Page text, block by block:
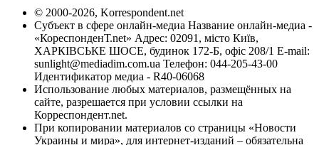
© 2000-2026, Korrespondent.net
Субъект в сфере онлайн-медиа Название онлайн-медиа -
«КореспонденТ.net» Адрес: 02091, місто Київ,
ХАРКІВСЬКЕ ШОСЕ, будинок 172-Б, офіс 208/1 E-mail:
sunlight@mediadim.com.ua Телефон: 044-205-43-00
Идентификатор медиа - R40-06068
Использование любых материалов, размещённых на
сайте, разрешается при условии ссылки на
Корреспондент.net.
При копировании материалов со страницы «Новости
Украины и мира», для интернет-изданий – обязательна